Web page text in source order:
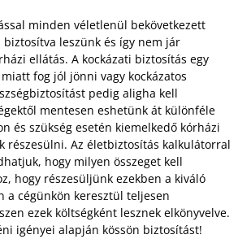
minden véletlenül bekövetkezett
biztosítva leszünk és így nem jár
ellátás. A kockázati biztosítás egy
fog jól jönni vagy kockázatos
pedig aligha kell
mentesen eshetünk át különféle
és szükség esetén kiemelkedő kórházi
részesülni. Az életbiztosítás kalkulátorral
hogy milyen összeget kell
hogy részesüljünk ezekben a kiváló
a cégünkön keresztül teljesen
ezek költségként lesznek elkönyvelve.
igényei alapján kössön biztosítást!